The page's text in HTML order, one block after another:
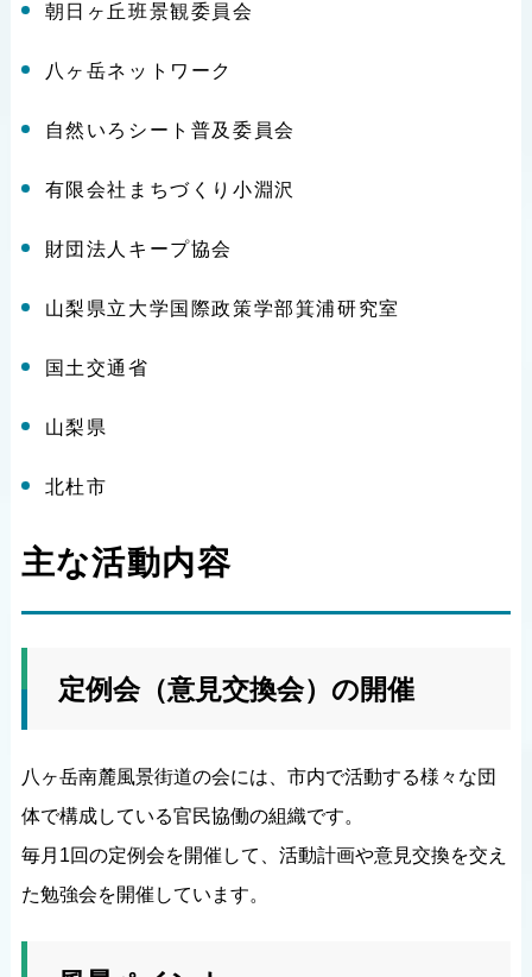
朝日ヶ丘班景観委員会
八ヶ岳ネットワーク
自然いろシート普及委員会
有限会社まちづくり小淵沢
財団法人キープ協会
山梨県立大学国際政策学部箕浦研究室
国土交通省
山梨県
北杜市
主な活動内容
定例会（意見交換会）の開催
八ヶ岳南麓風景街道の会には、市内で活動する様々な団
体で構成している官民協働の組織です。
毎月1回の定例会を開催して、活動計画や意見交換を交え
た勉強会を開催しています。